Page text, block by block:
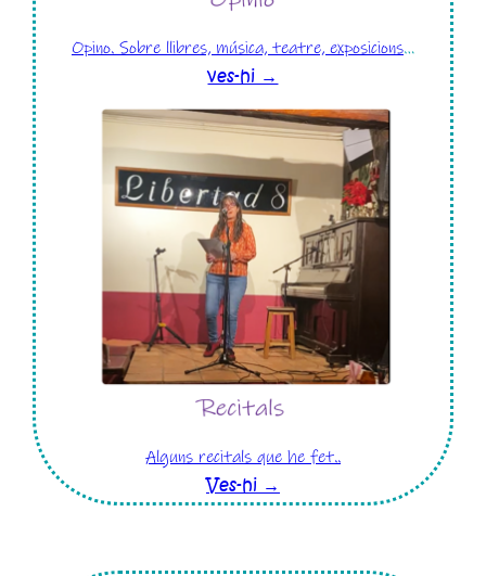
Opino. Sobre llibres, música, teatre, exposicions…
ves-hi →
Alguns recitals que he fet..
Ves-hi →